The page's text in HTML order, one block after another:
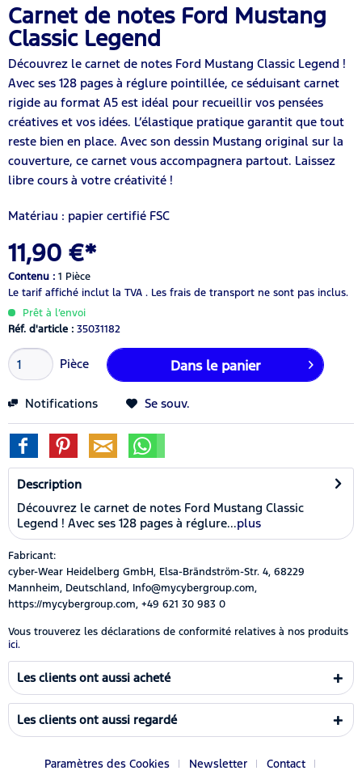
Carnet de notes Ford Mustang
Classic Legend
Découvrez le carnet de notes Ford Mustang Classic Legend !
Avec ses 128 pages à réglure pointillée, ce séduisant carnet
rigide au format A5 est idéal pour recueillir vos pensées
créatives et vos idées. L’élastique pratique garantit que tout
reste bien en place. Avec son dessin Mustang original sur la
couverture, ce carnet vous accompagnera partout. Laissez
libre cours à votre créativité !
Matériau : papier certifié FSC
11,90 €*
Contenu : 1 Pièce
Le tarif affiché inclut la TVA . Les frais de transport ne sont pas inclus.
Prêt à l’envoi
Réf. d'article : 35031182
Pièce Dans le panier
Notifications Se souv.
Description
Découvrez le carnet de notes Ford Mustang Classic
Legend ! Avec ses 128 pages à réglure...plus
Fabricant:
cyber-Wear Heidelberg GmbH, Elsa-Brändström-Str. 4, 68229
Mannheim, Deutschland, Info@mycybergroup.com,
https://mycybergroup.com, +49 621 30 983 0
Vous trouverez les déclarations de conformité relatives à nos produits
ici.
Les clients ont aussi acheté
Les clients ont aussi regardé
Paramètres des Cookies Newsletter
Contact